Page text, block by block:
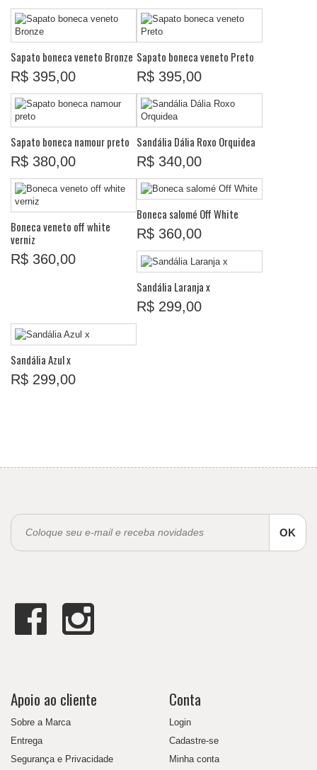
Sapato boneca veneto Bronze
R$ 395,00
Sapato boneca veneto Preto
R$ 395,00
Sapato boneca namour preto
R$ 380,00
Sandália Dália Roxo Orquidea
R$ 340,00
Boneca veneto off white
verniz
R$ 360,00
Boneca salomé Off White
R$ 360,00
Sandália Laranja x
R$ 299,00
Sandália Azul x
R$ 299,00
OK
Apoio ao cliente
Sobre a Marca
Entrega
Segurança e Privacidade
Conta
Login
Cadastre-se
Minha conta